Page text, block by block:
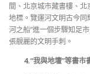
間、北京城市藏書樓、
地標。覽運河文明古今同
河之船”進一個步驟知足
張靚麗的文明手刺。
4.“我與地壇”等書市